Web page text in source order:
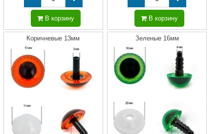
В корзину В корзину
Коричневые 13мм Зеленые 16мм